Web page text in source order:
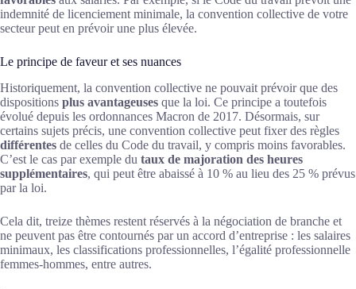
indemnité de licenciement minimale, la convention collective de votre
secteur peut en prévoir une plus élevée.
Le principe de faveur et ses nuances
Historiquement, la convention collective ne pouvait prévoir que des
dispositions plus avantageuses que la loi. Ce principe a toutefois
évolué depuis les ordonnances Macron de 2017. Désormais, sur
certains sujets précis, une convention collective peut fixer des règles
différentes de celles du Code du travail, y compris moins favorables.
C’est le cas par exemple du taux de majoration des heures
supplémentaires, qui peut être abaissé à 10 % au lieu des 25 % prévus
par la loi.
Cela dit, treize thèmes restent réservés à la négociation de branche et
ne peuvent pas être contournés par un accord d’entreprise : les salaires
minimaux, les classifications professionnelles, l’égalité professionnelle
femmes-hommes, entre autres.